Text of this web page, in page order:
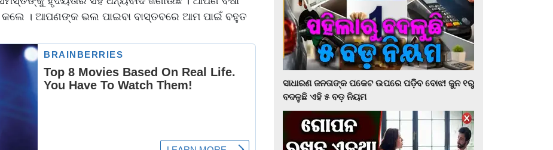
। ଆପଣଙ୍କ ଭଲ ପାଇବା ବାସ୍ତବରେ ଆମ ପାଇଁ ବହୁତ
ସାଧାରଣ ଜନତାଙ୍କ ପକେଟ ଉପରେ ପଡ଼ିବ ବୋଝ! ଜୁନ ୧ରୁ
ବଦଳୁଛି ଏହି ୫ ବଡ଼ ନିୟମ